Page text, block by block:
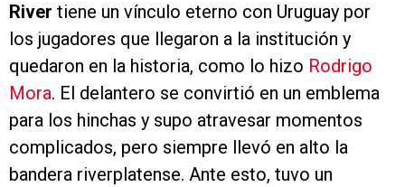
River tiene un vínculo eterno con Uruguay por
los jugadores que llegaron a la institución y
quedaron en la historia, como lo hizo Rodrigo
Mora. El delantero se convirtió en un emblema
para los hinchas y supo atravesar momentos
complicados, pero siempre llevó en alto la
bandera riverplatense. Ante esto, tuvo un